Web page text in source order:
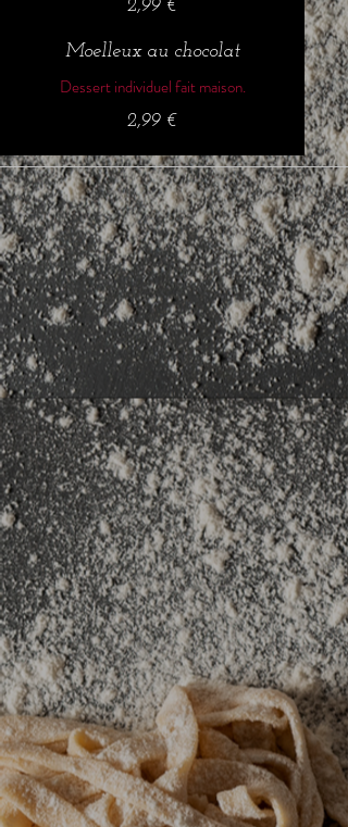
2,99 €
Moelleux au chocolat
Dessert individuel fait maison.
2,99 €